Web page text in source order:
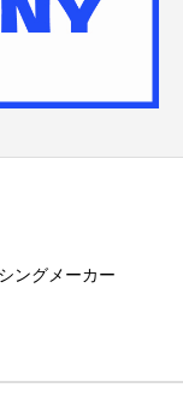
ングメーカー